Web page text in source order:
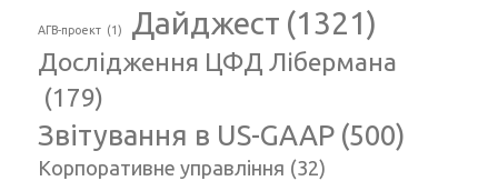
АГВ-проект (1) Дайджест (1321)
Дослідження ЦФД Лібермана
(179)
Звітування в US-GAAP (500)
Корпоративне управління (32)